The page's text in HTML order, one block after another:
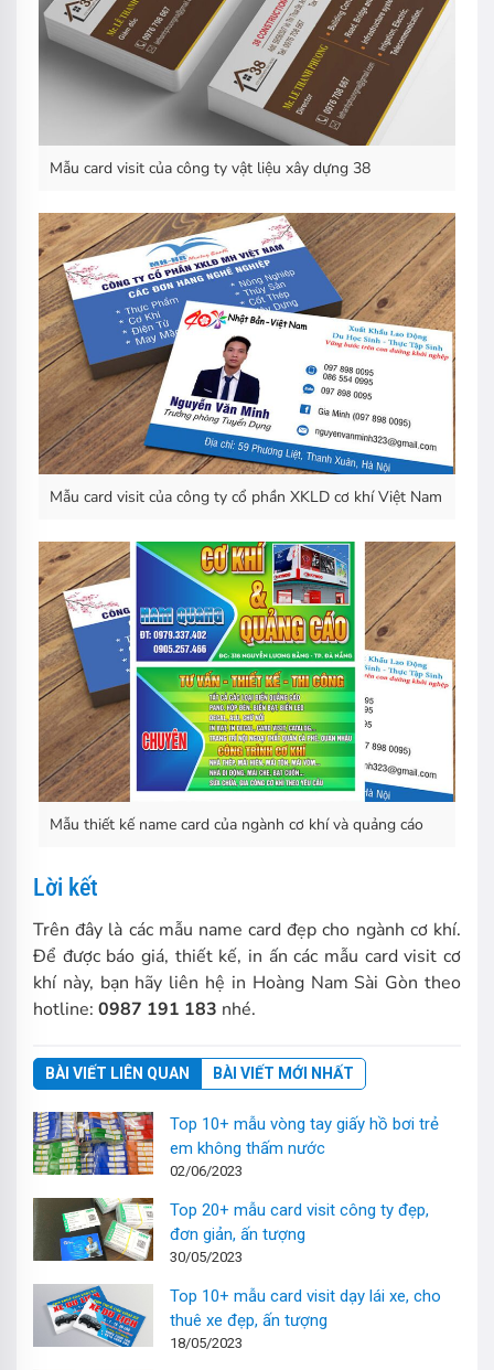
Mẫu card visit của công ty vật liệu xây dựng 38
Mẫu card visit của công ty cổ phần XKLD cơ khí Việt Nam
Mẫu thiết kế name card của ngành cơ khí và quảng cáo
Lời kết
Trên đây là các mẫu name card đẹp cho ngành cơ khí.
Để được báo giá, thiết kế, in ấn các mẫu card visit cơ
khí này, bạn hãy liên hệ in Hoàng Nam Sài Gòn theo
hotline: 0987 191 183 nhé.
BÀI VIẾT LIÊN QUAN BÀI VIẾT MỚI NHẤT
Top 10+ mẫu vòng tay giấy hồ bơi trẻ
em không thấm nước
02/06/2023
Top 20+ mẫu card visit công ty đẹp,
đơn giản, ấn tượng
30/05/2023
Top 10+ mẫu card visit dạy lái xe, cho
thuê xe đẹp, ấn tượng
18/05/2023